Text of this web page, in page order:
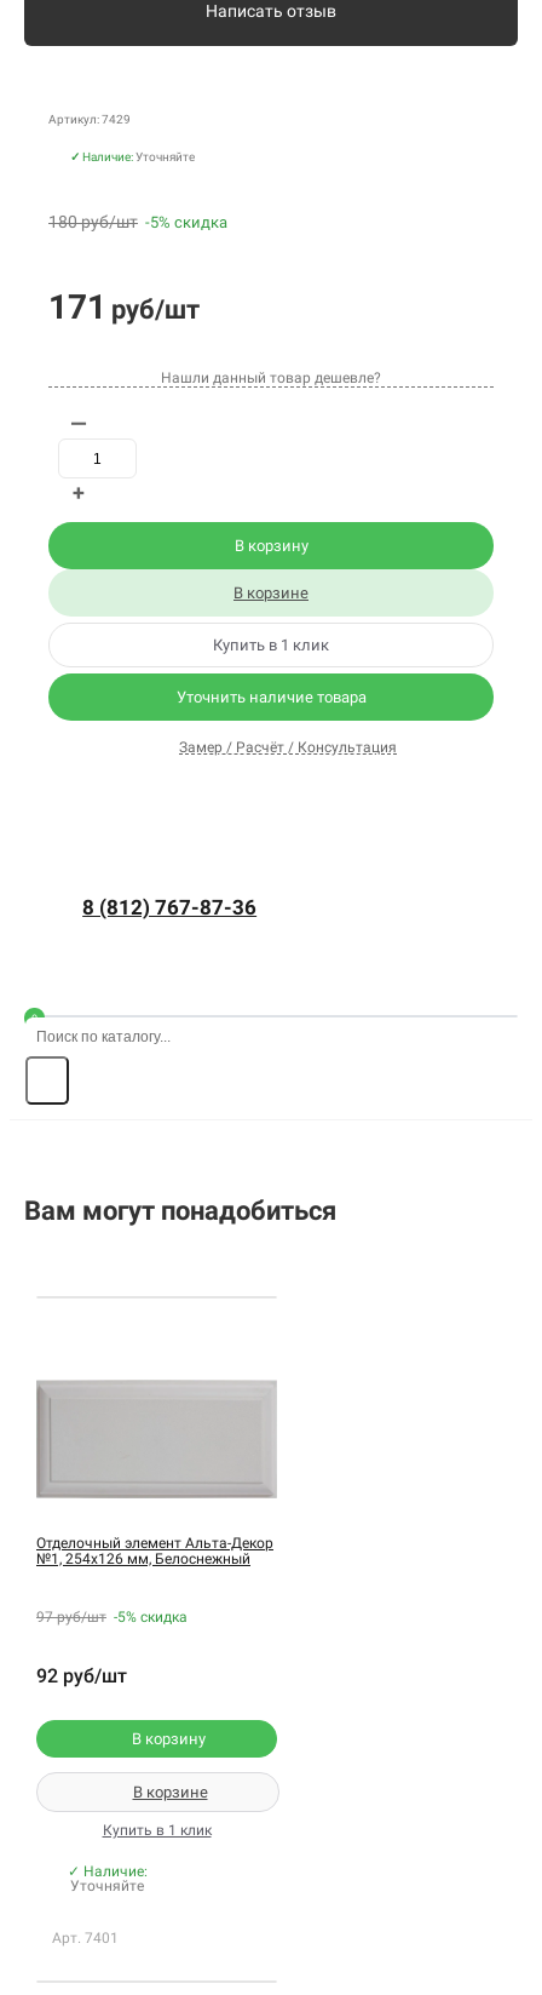
Написать отзыв
Артикул: 7429
✓ Наличие:Уточняйте
180 руб/шт -5% скидка
171 руб/шт
Нашли данный товар дешевле?
—
+
В корзину
В корзине
Купить в 1 клик
Уточнить наличие товара
Замер / Расчёт / Консультация
8 (812) 767-87-36
0
Вам могут понадобиться
Отделочный элемент Альта-Декор
№1, 254х126 мм, Белоснежный
97 руб/шт -5% скидка
92 руб/шт
В корзину
В корзине
Купить в 1 клик
✓ Наличие:
Уточняйте
Арт. 7401